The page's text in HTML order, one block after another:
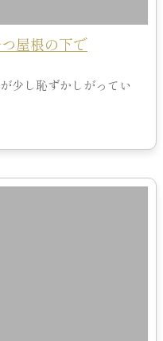
屋根の下で
少し恥ずかしがってい